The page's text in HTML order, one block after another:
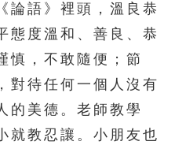
論語》裡頭，溫良恭
態度溫和、善良、恭
慎，不敢隨便；節
對待任何一個人沒有
的美德。老師教學
就教忍讓。小朋友也